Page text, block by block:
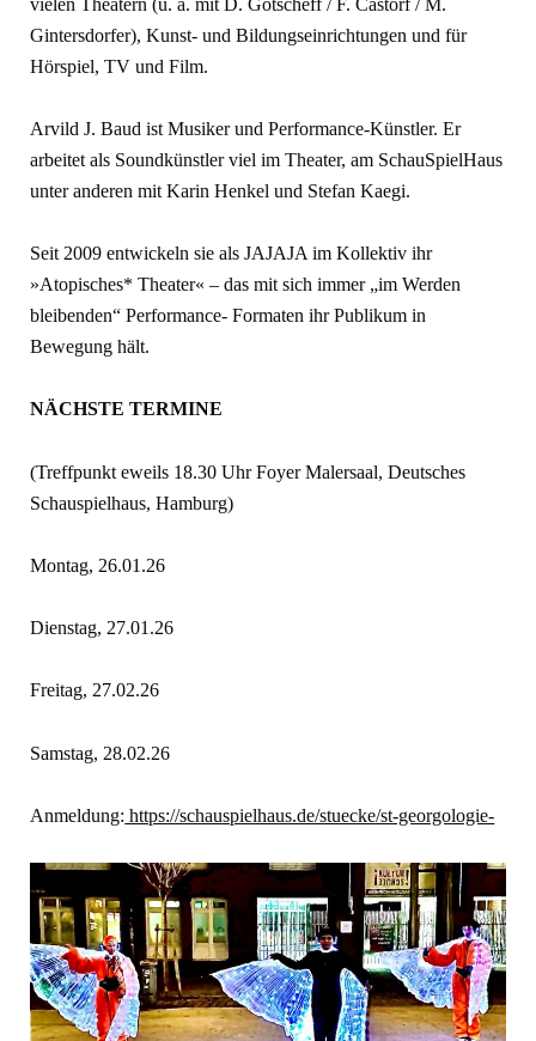
Gintersdorfer), Kunst- und Bildungseinrichtungen und für
Hörspiel, TV und Film.
Arvild J. Baud ist Musiker und Performance-Künstler. Er
arbeitet als Soundkünstler viel im Theater, am SchauSpielHaus
unter anderen mit Karin Henkel und Stefan Kaegi.
Seit 2009 entwickeln sie als JAJAJA im Kollektiv ihr
»Atopisches* Theater« – das mit sich immer „im Werden
bleibenden“ Performance- Formaten ihr Publikum in
Bewegung hält.
NÄCHSTE TERMINE
(Treffpunkt eweils 18.30 Uhr Foyer Malersaal, Deutsches
Schauspielhaus, Hamburg)
Montag, 26.01.26
Dienstag, 27.01.26
Freitag, 27.02.26
Samstag, 28.02.26
Anmeldung: https://schauspielhaus.de/stuecke/st-georgologie-